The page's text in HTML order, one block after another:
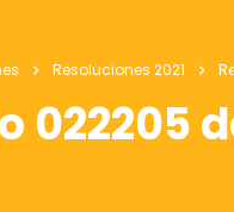
Resoluciones 2021
022205